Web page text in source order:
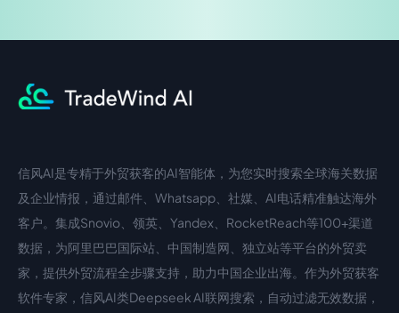
中文入口
信风AI是专精于外贸获客的AI智能体，为您实时搜索全球海关数据
及企业情报，通过邮件、Whatsapp、社媒、AI电话精准触达海外
客户。集成Snovio、领英、Yandex、RocketReach等100+渠道
数据，为阿里巴巴国际站、中国制造网、独立站等平台的外贸卖
家，提供外贸流程全步骤支持，助力中国企业出海。作为外贸获客
软件专家，信风AI类Deepseek AI联网搜索，自动过滤无效数据，